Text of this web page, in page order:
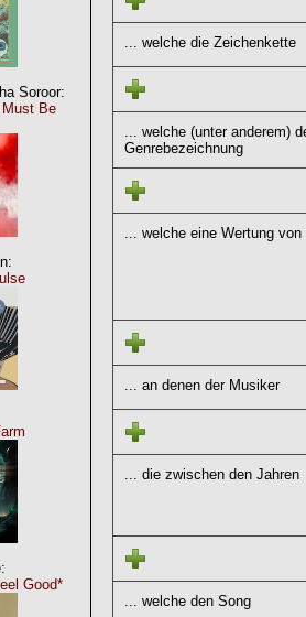
Soroor:
Be
Good*
... welche die Zeichenkette
... welche (unter anderem)
Genrebezeichnung
... welche eine Wertung
... an denen der Musiker
... die zwischen den Jahren
... welche den Song